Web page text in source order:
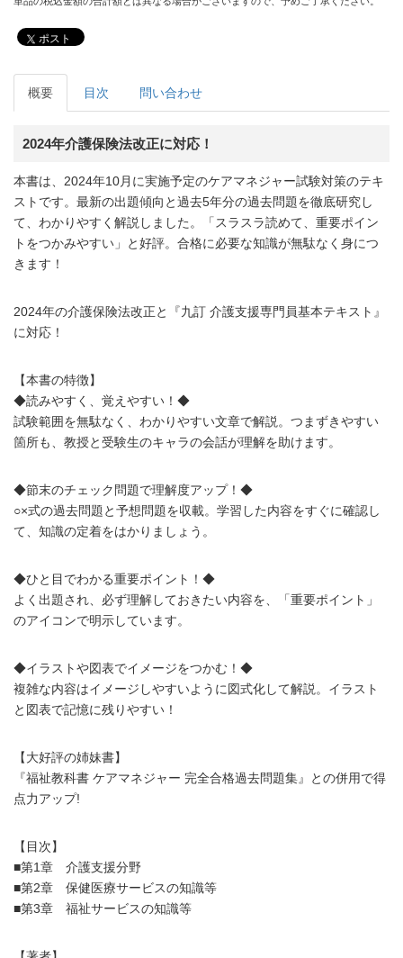
ポスト
概要 目次 問い合わせ
2024年介護保険法改正に対応！
本書は、2024年10月に実施予定のケアマネジャー試験対策のテキ
ストです。最新の出題傾向と過去5年分の過去問題を徹底研究し
て、わかりやすく解説しました。「スラスラ読めて、重要ポイン
トをつかみやすい」と好評。合格に必要な知識が無駄なく身につ
きます！
2024年の介護保険法改正と『九訂 介護支援専門員基本テキスト』
に対応！
【本書の特徴】
◆読みやすく、覚えやすい！◆
試験範囲を無駄なく、わかりやすい文章で解説。つまずきやすい
箇所も、教授と受験生のキャラの会話が理解を助けます。
◆節末のチェック問題で理解度アップ！◆
○×式の過去問題と予想問題を収載。学習した内容をすぐに確認し
て、知識の定着をはかりましょう。
◆ひと目でわかる重要ポイント！◆
よく出題され、必ず理解しておきたい内容を、「重要ポイント」
のアイコンで明示しています。
◆イラストや図表でイメージをつかむ！◆
複雑な内容はイメージしやすいように図式化して解説。イラスト
と図表で記憶に残りやすい！
【大好評の姉妹書】
『福祉教科書 ケアマネジャー 完全合格過去問題集』との併用で得
点力アップ!
【目次】
■第1章 介護支援分野
■第2章 保健医療サービスの知識等
■第3章 福祉サービスの知識等